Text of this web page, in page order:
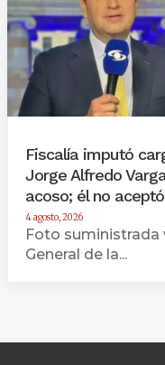
Fiscalía imputó
Jorge Alfredo
acoso; él no
4 agosto, 2026
Foto suministrada
General de la...